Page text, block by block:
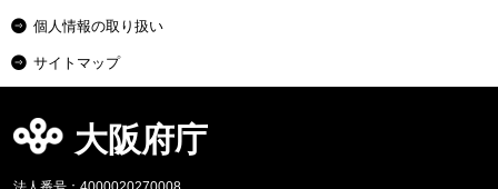
個人情報の取り扱い
サイトマップ
大阪府庁